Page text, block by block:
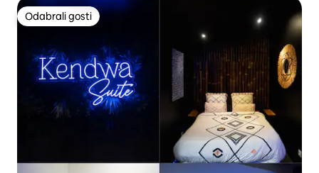
Odabrali gosti
Odabrali gosti